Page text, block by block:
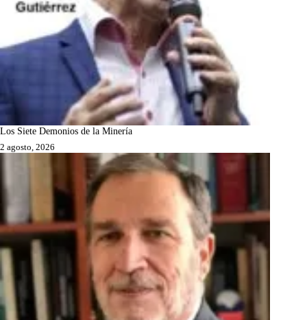
Los Siete Demonios de la Minería
2 agosto, 2026